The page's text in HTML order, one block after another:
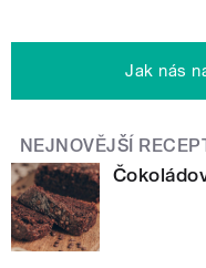
Jak nás
NEJNOVĚJŠÍ